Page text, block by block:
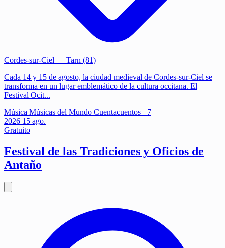
Cordes-sur-Ciel — Tarn (81)
Cada 14 y 15 de agosto, la ciudad medieval de Cordes-sur-Ciel se
transforma en un lugar emblemático de la cultura occitana. El
Festival Ocit...
Música Músicas del Mundo Cuentacuentos +7
2026 15 ago.
Gratuito
Festival de las Tradiciones y Oficios de
Antaño